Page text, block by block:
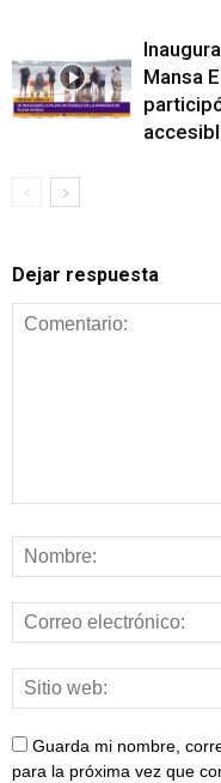
Mansa
Dejar respuesta
Guarda mi nombre,
para la próxima vez que